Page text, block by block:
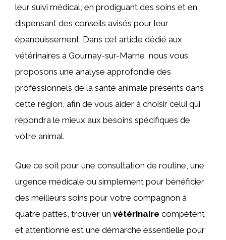
leur suivi médical, en prodiguant des soins et en
dispensant des conseils avisés pour leur
épanouissement. Dans cet article dédié aux
vétérinaires à Gournay-sur-Marne, nous vous
proposons une analyse approfondie des
professionnels de la santé animale présents dans
cette région, afin de vous aider à choisir celui qui
répondra le mieux aux besoins spécifiques de
votre animal.
Que ce soit pour une consultation de routine, une
urgence médicale ou simplement pour bénéficier
des meilleurs soins pour votre compagnon à
quatre pattes, trouver un vétérinaire compétent
et attentionné est une démarche essentielle pour